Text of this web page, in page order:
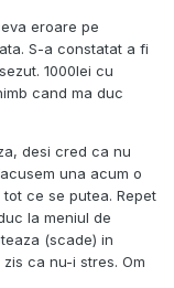
eroare pe
S-a constatat a fi
1000lei cu
cand ma duc
desi cred ca nu
una acum o
ce se putea. Repet
la meniul de
(scade) in
ca nu-i stres. Om